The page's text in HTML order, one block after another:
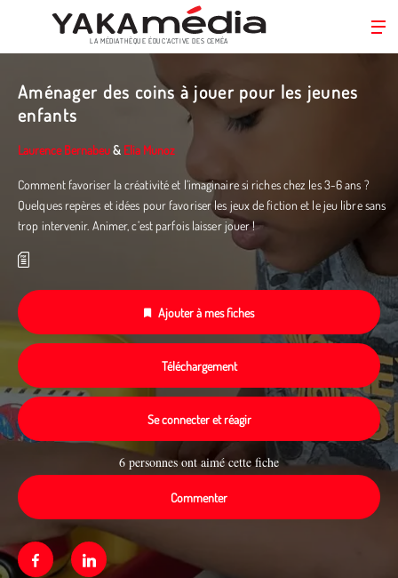
contenu
LA MÉDIATHÈQUE ÉDUC’ACTIVE DES CEMÉA
Aménager des coins à jouer pour les jeunes
enfants
Laurence Bernabeu& Elia Munoz
Comment favoriser la créativité et l’imaginaire si riches chez les 3-6 ans ?
Quelques repères et idées pour favoriser les jeux de fiction et le jeu libre sans
trop intervenir. Animer, c’est parfois laisser jouer !
Ajouter à mes fiches
Téléchargement
Se connecter et réagir
6 personnes ont aimé cette fiche
Commenter
FacebookLinkedin